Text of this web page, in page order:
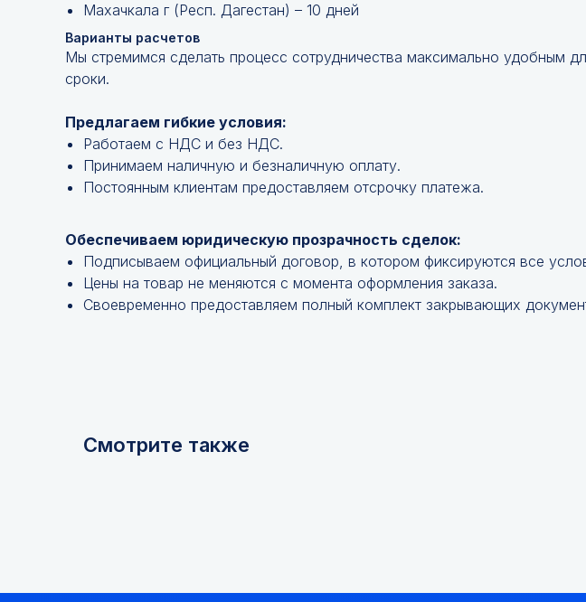
Махачкала г (Респ. Дагестан) – 10 дней
Варианты расчетов
Мы стремимся сделать процесс сотрудничества максимально удобным
сроки.
Предлагаем гибкие условия:
Работаем с НДС и без НДС.
Принимаем наличную и безналичную оплату.
Постоянным клиентам предоставляем отсрочку платежа.
Обеспечиваем юридическую прозрачность сделок:
Подписываем официальный договор, в котором фиксируются все
Цены на товар не меняются с момента оформления заказа.
Своевременно предоставляем полный комплект закрывающих
Смотрите также